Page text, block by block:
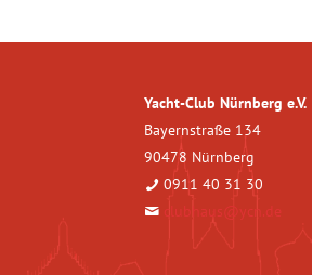
Yacht-Club Nürnberg e.V.
Bayernstraße 134
90478 Nürnberg
0911 40 31 30
clubhaus@ycn.de